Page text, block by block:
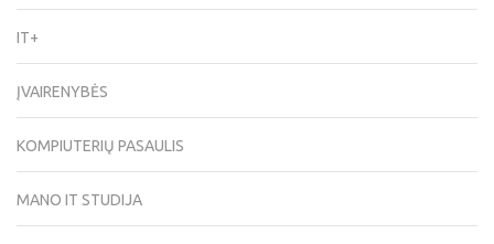
IT+
ĮVAIRENYBĖS
KOMPIUTERIŲ PASAULIS
MANO IT STUDIJA